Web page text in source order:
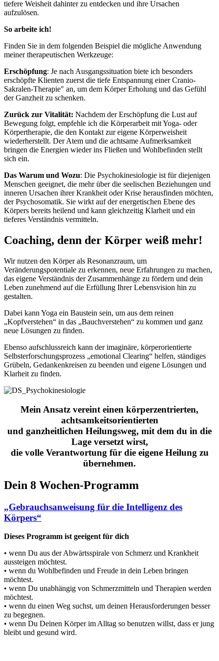
tiefere Weisheit dahinter zu entdecken und ihre Ursachen
aufzulösen.
So arbeite ich!
Finden Sie in dem folgenden Beispiel die mögliche Anwendung
meiner therapeutischen Werkzeuge:
Erschöpfung: Je nach Ausgangssituation biete ich besonders
erschöpfte Klienten zuerst die tiefe Entspannung einer Cranio-
Sakralen-Therapie" an, um dem Körper Erholung und das Gefühl
der Ganzheit zu schenken.
Zurück zur Vitalität: Nachdem der Erschöpfung die Lust auf
Bewegung folgt, empfehle ich die Körperarbeit mit Yoga- oder
Körpertherapie, die den Kontakt zur eigene Körperweisheit
wiederherstellt. Der Atem und die achtsame Aufmerksamkeit
bringen die Energien wieder ins Fließen und Wohlbefinden stellt
sich ein.
Das Warum und Wozu: Die Psychokinesiologie ist für diejenigen
Menschen geeignet, die mehr über die seelischen Beziehungen und
inneren Ursachen ihrer Krankheit oder Krise herausfinden möchten,
der Psychosomatik. Sie wirkt auf der energetischen Ebene des
Körpers bereits heilend und kann gleichzeitig Klarheit und ein
tieferes Verständnis vermitteln.
Coaching, denn der Körper weiß mehr!
Wir nutzen den Körper als Resonanzraum, um
Veränderungspotentiale zu erkennen, neue Erfahrungen zu machen,
das eigene Verständnis der Zusammenhänge zu fördern und dein
Leben zunehmend auf die Erfüllung Ihrer Lebensvision hin zu
gestalten.
Dabei kann Yoga ein Baustein sein, um aus dem reinen
„Kopfverstehen“ in das „Bauchverstehen“ zu kommen und ganz
neue Lösungen zu finden.
Ebenso aufschlussreich kann der imaginäre, körperorientierte
Selbsterforschungsprozess „emotional Clearing“ helfen, ständiges
Grübeln, Gedankenkreisen zu beenden und eigene Lösungen und
Klarheit zu finden.
Mein Ansatz vereint einen körperzentrierten,
achtsamkeitsorientierten
und ganzheitlichen Heilungsweg, mit dem du in die
Lage versetzt wirst,
die volle Verantwortung für die eigene Heilung zu
übernehmen.
Dein 8 Wochen-Programm
„Gebrauchsanweisung für die Intelligenz des
Körpers“
Dieses Programm ist geeigent für dich
• wenn Du aus der Abwärtsspirale von Schmerz und Krankheit
aussteigen möchtest.
• wenn du Wohlbefinden und Freude in dein Leben bringen
möchtest.
• wenn Du unabhängig von Schmerzmitteln und Therapien werden
möchtest.
• wenn du einen Weg suchst, um deinen Herausforderungen besser
zu begegnen.
• wenn Du Deinen Körper im Alltag so benutzen willst, dass er jung
bleibt und gesund wird.